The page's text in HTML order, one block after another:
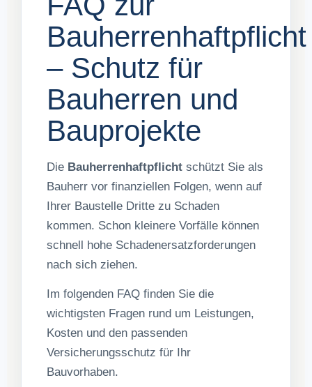
Bauherrenhaftpflicht
– Schutz für
Bauherren und
Bauprojekte
Die Bauherrenhaftpflicht schützt Sie als
Bauherr vor finanziellen Folgen, wenn auf
Ihrer Baustelle Dritte zu Schaden
kommen. Schon kleinere Vorfälle können
schnell hohe Schadenersatzforderungen
nach sich ziehen.
Im folgenden FAQ finden Sie die
wichtigsten Fragen rund um Leistungen,
Kosten und den passenden
Versicherungsschutz für Ihr
Bauvorhaben.